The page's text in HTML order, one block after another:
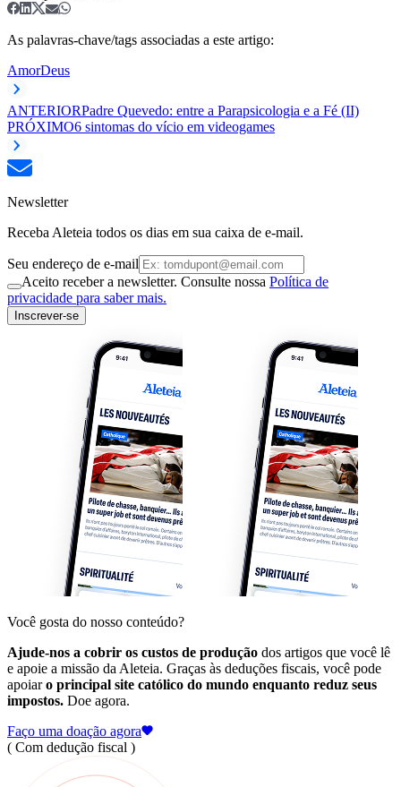
As palavras-chave/tags associadas a este artigo:
AmorDeus
ANTERIORPadre Quevedo: entre a Parapsicologia e a Fé (II)
PRÓXIMO6 sintomas do vício em videogames
Newsletter
Receba Aleteia todos os dias em sua caixa de e-mail.
Seu endereço de e-mail
Aceito receber a newsletter. Consulte nossa Política de
privacidade para saber mais.
Inscrever-se
Você gosta do nosso conteúdo?
Ajude-nos a cobrir os custos de produção dos artigos que você lê
e apoie a missão da Aleteia. Graças às deduções fiscais, você pode
apoiaro principal site católico do mundo enquanto reduz seus
impostos. Doe agora.
Faço uma doação agora
( Com dedução fiscal )